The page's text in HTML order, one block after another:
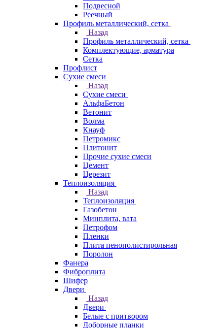
Подвесной
Реечный
Профиль металлический, сетка
Назад
Профиль металлический, сетка
Комплектующие, арматура
Сетка
Профлист
Сухие смеси
Назад
Сухие смеси
АльфаБетон
Ветонит
Волма
Кнауф
Петромикс
Плитонит
Прочие сухие смеси
Цемент
Церезит
Теплоизоляция
Назад
Теплоизоляция
Газобетон
Минплита, вата
Петрофом
Пленки
Плита пенополистирольная
Поролон
Фанера
Фиброплита
Шифер
Двери
Назад
Двери
Белые с притвором
Доборные планки